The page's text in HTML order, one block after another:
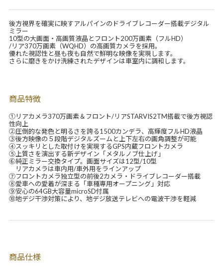
後方視界を確実に映すアルパインのドライブレコーダー搭載デジタル
ミラー
10型の大画面・高画質液晶とフロント200万画素（フルHD）
/リア370万画素（WQHD）の高画質カメラを採用。
優れた視認性と昼も夜も自然で鮮明な映像を実現します。
さらに磨きをかけ洗練されたデザインは車室内に調和します。
商品特徴
①リアカメラ370万画素＆フロント/リアSTARVIS2TM搭載で後方視認
性向上
②圧倒的な発色と明るさを誇る1500カンデラ、高輝度フルHD液晶
③後方映像の５段階デジタルズームと上下左右の画角調整が可能
④スッキリとした取付けを実現するGPS内蔵フロントカメラ
⑤上質さを演出する新デザイン「メタルノブ仕上げ」
⑥純正ミラー交換タイプ。画面サイズは12型/10型
リアカメラは車内用/車外用をラインアップ
⑦フロントカメラ独立型の前後2カメラ・ドライブレコーダー搭載
⑧愛車への愛着が深まる「車種専用オープニング」対応
⑨安心の64GB大容量microSD付属
⑩地デジ干渉対策により、地デジ放送テレビへの電波干渉を軽減
商品仕様